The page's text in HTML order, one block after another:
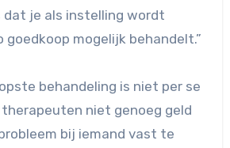
dat je als instelling wordt
goedkoop mogelijk behandelt.”
behandeling is niet per se
therapeuten niet genoeg geld
bij iemand vast te